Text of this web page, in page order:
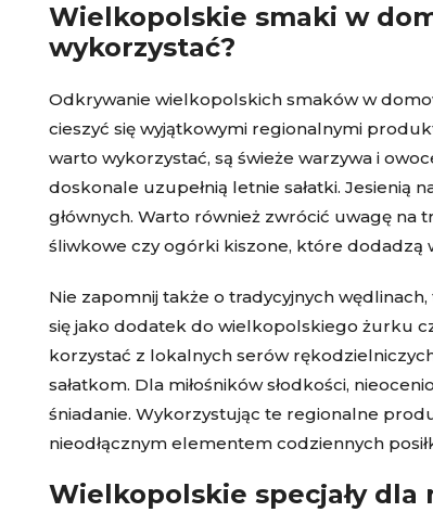
Wielkopolskie smaki w
wykorzystać?
Odkrywanie wielkopolskich smaków w
cieszyć się wyjątkowymi regionalnymi
warto wykorzystać, są świeże warzywa i
doskonale uzupełnią letnie sałatki. Jesienią
głównych. Warto również zwrócić uwagę na
śliwkowe czy ogórki kiszone, które dodadzą
Nie zapomnij także o tradycyjnych
się jako dodatek do wielkopolskiego żurku
korzystać z lokalnych serów
sałatkom. Dla miłośników słodkości,
śniadanie. Wykorzystując te regionalne
nieodłącznym elementem codziennych
Wielkopolskie specjały dla